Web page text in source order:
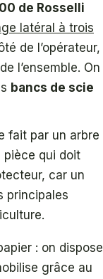
de Rosselli
latéral à trois
de l’opérateur,
l’ensemble. On
bancs de scie
fait par un arbre
pièce qui doit
car un
principales
: on dispose
grâce au